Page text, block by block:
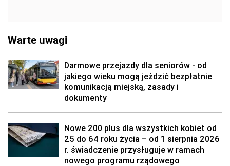
Warte uwagi
Darmowe przejazdy dla seniorów - od
jakiego wieku mogą jeździć bezpłatnie
komunikacją miejską, zasady i
dokumenty
Nowe 200 plus dla wszystkich kobiet od
25 do 64 roku życia – od 1 sierpnia 2026
r. świadczenie przysługuje w ramach
nowego programu rządowego